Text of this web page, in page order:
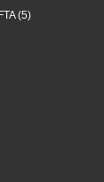
(5)